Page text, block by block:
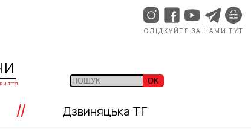
СЛІДКУЙТЕ ЗА НАМИ ТУТ
OK
// Дзвиняцька ТГ